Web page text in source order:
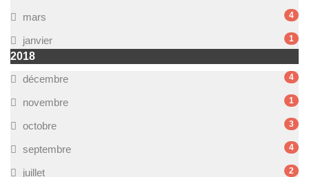
mars 4
janvier 1
2018
décembre
4
novembre 1
octobre 3
septembre 4
juillet 2